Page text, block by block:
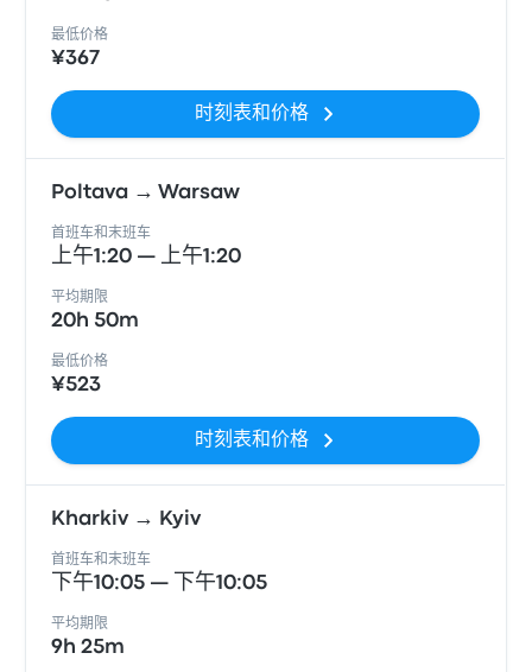
最低价格
¥367
时刻表和价格
Poltava → Warsaw
首班车和末班车
上午1:20 — 上午1:20
平均期限
20h 50m
最低价格
¥523
时刻表和价格
Kharkiv → Kyiv
首班车和末班车
下午10:05 — 下午10:05
平均期限
9h 25m